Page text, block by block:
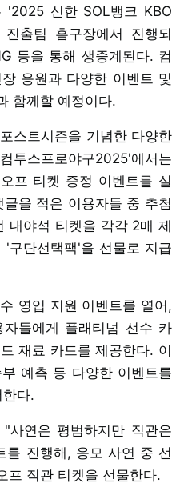
'2025 신한 SOL뱅크 KBO
출팀 홈구장에서 진행되
등을 통해 생중계된다. 컴
응원과 다양한 이벤트 및
함께할 예정이다.
스트시즌을 기념한 다양한
투스프로야구2025'에서는
프 티켓 증정 이벤트를 실
을 적은 이용자들 중 추첨
내야석 티켓을 각각 2매 제
구단선택팩'을 선물로 지급
영입 지원 이벤트를 열어,
들에게 플래티넘 선수 카
재료 카드를 제공한다. 이
예측 등 다양한 이벤트를
다.
사연은 평범하지만 직관은
를 진행해, 응모 사연 중 선
프 직관 티켓을 선물한다.